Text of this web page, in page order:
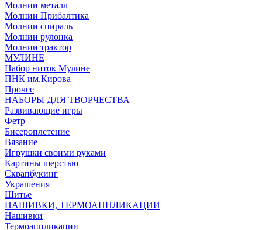
Молнии металл
Молнии Прибалтика
Молнии спираль
Молнии рулонка
Молнии трактор
МУЛИНЕ
Набор ниток Мулине
ПНК им.Кирова
Прочее
НАБОРЫ ДЛЯ ТВОРЧЕСТВА
Развивающие игры
Фетр
Бисероплетение
Вязание
Игрушки своими руками
Картины шерстью
Скрапбукинг
Украшения
Шитье
НАШИВКИ, ТЕРМОАППЛИКАЦИИ
Нашивки
Термоаппликации